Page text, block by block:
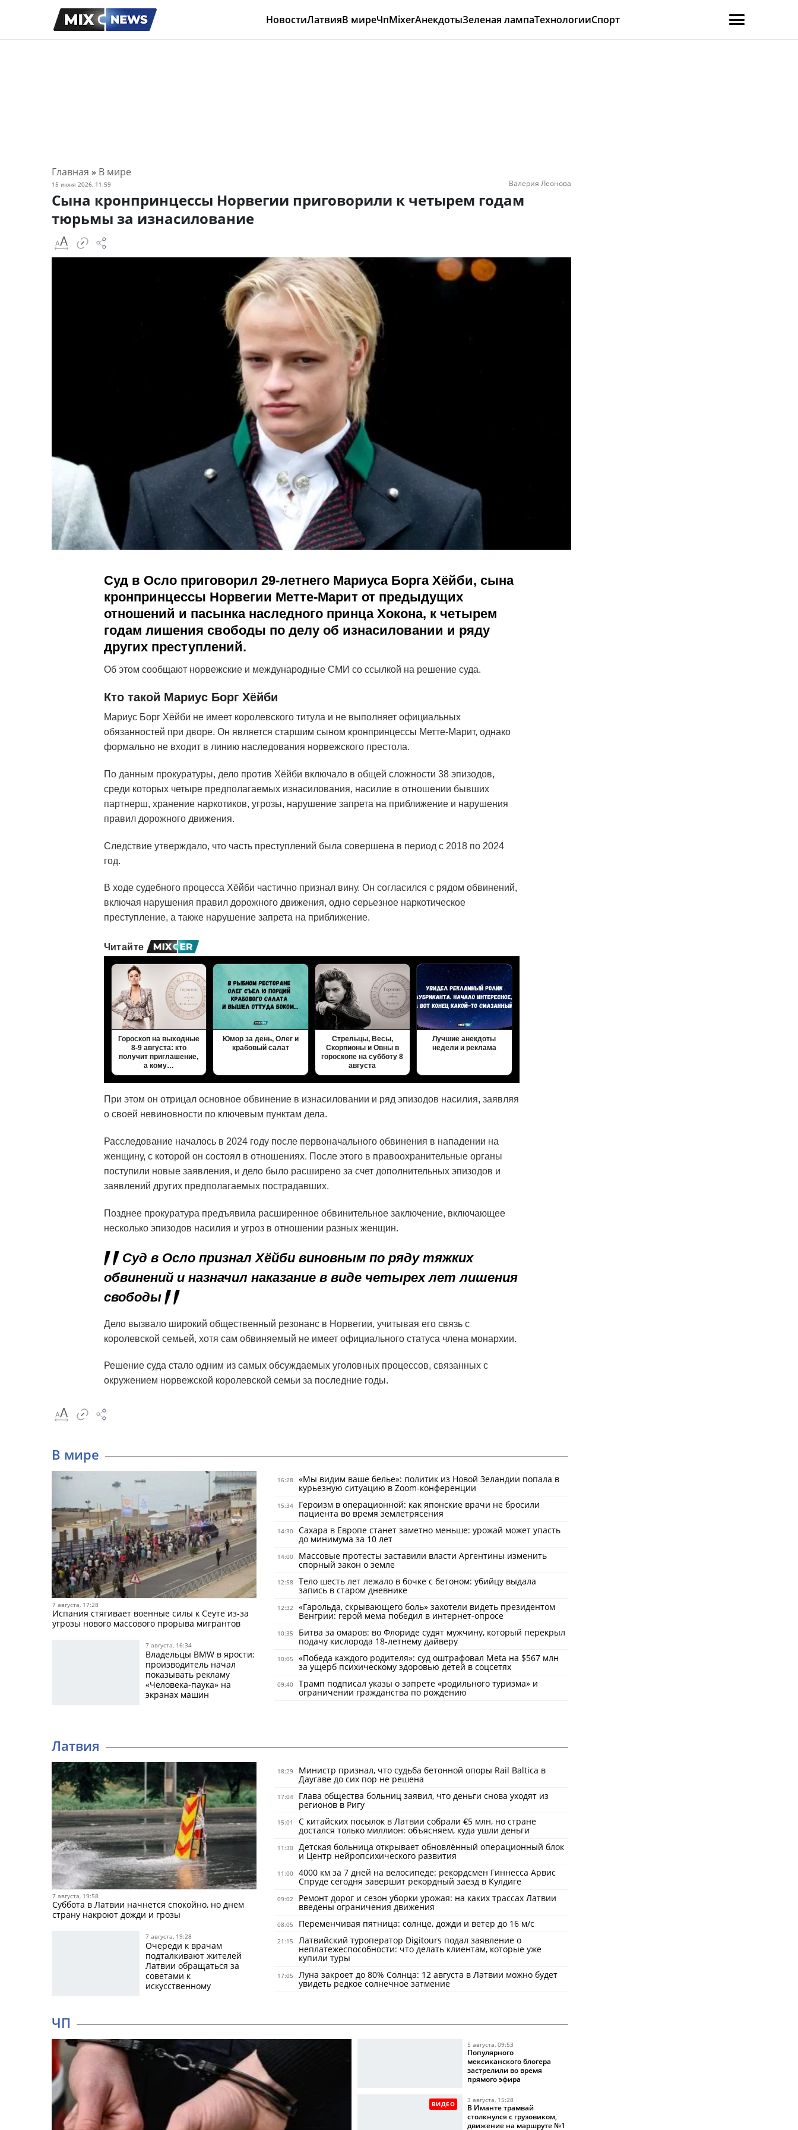
НовостиЛатвияВ миреЧпMixerАнекдотыЗеленая лампаТехнологииСпорт
Главная » В мире
15 июня 2026, 11:59 Валерия Леонова
Сына кронпринцессы Норвегии приговорили к четырем годам
тюрьмы за изнасилование
Суд в Осло приговорил 29-летнего Мариуса Борга Хёйби, сына
кронпринцессы Норвегии Метте-Марит от предыдущих
отношений и пасынка наследного принца Хокона, к четырем
годам лишения свободы по делу об изнасиловании и ряду
других преступлений.
Об этом сообщают норвежские и международные СМИ со ссылкой на решение суда.
Кто такой Мариус Борг Хёйби
Мариус Борг Хёйби не имеет королевского титула и не выполняет официальных
обязанностей при дворе. Он является старшим сыном кронпринцессы Метте-Марит, однако
формально не входит в линию наследования норвежского престола.
По данным прокуратуры, дело против Хёйби включало в общей сложности 38 эпизодов,
среди которых четыре предполагаемых изнасилования, насилие в отношении бывших
партнерш, хранение наркотиков, угрозы, нарушение запрета на приближение и нарушения
правил дорожного движения.
Следствие утверждало, что часть преступлений была совершена в период с 2018 по 2024
год.
В ходе судебного процесса Хёйби частично признал вину. Он согласился с рядом обвинений,
включая нарушения правил дорожного движения, одно серьезное наркотическое
преступление, а также нарушение запрета на приближение.
Читайте
Гороскоп на выходные
8-9 августа: кто
получит приглашение,
а кому…
Юмор за день, Олег и
крабовый салат
Стрельцы, Весы,
Скорпионы и Овны в
гороскопе на субботу 8
августа
Лучшие анекдоты
недели и реклама
При этом он отрицал основное обвинение в изнасиловании и ряд эпизодов насилия, заявляя
о своей невиновности по ключевым пунктам дела.
Расследование началось в 2024 году после первоначального обвинения в нападении на
женщину, с которой он состоял в отношениях. После этого в правоохранительные органы
поступили новые заявления, и дело было расширено за счет дополнительных эпизодов и
заявлений других предполагаемых пострадавших.
Позднее прокуратура предъявила расширенное обвинительное заключение, включающее
несколько эпизодов насилия и угроз в отношении разных женщин.
Суд в Осло признал Хёйби виновным по ряду тяжких
обвинений и назначил наказание в виде четырех лет лишения
свободы
Дело вызвало широкий общественный резонанс в Норвегии, учитывая его связь с
королевской семьей, хотя сам обвиняемый не имеет официального статуса члена монархии.
Решение суда стало одним из самых обсуждаемых уголовных процессов, связанных с
окружением норвежской королевской семьи за последние годы.
В мире
7 августа, 17:28
Испания стягивает военные силы к Сеуте из-за
угрозы нового массового прорыва мигрантов
7 августа, 16:34
Владельцы BMW в ярости:
производитель начал
показывать рекламу
«Человека-паука» на
экранах машин
16:28 «Мы видим ваше белье»: политик из Новой Зеландии попала в
курьезную ситуацию в Zoom-конференции
15:34 Героизм в операционной: как японские врачи не бросили
пациента во время землетрясения
14:30 Сахара в Европе станет заметно меньше: урожай может упасть
до минимума за 10 лет
14:00 Массовые протесты заставили власти Аргентины изменить
спорный закон о земле
12:58 Тело шесть лет лежало в бочке с бетоном: убийцу выдала
запись в старом дневнике
12:32 «Гарольда, скрывающего боль» захотели видеть президентом
Венгрии: герой мема победил в интернет-опросе
10:35 Битва за омаров: во Флориде судят мужчину, который перекрыл
подачу кислорода 18-летнему дайверу
10:05 «Победа каждого родителя»: суд оштрафовал Meta на $567 млн
за ущерб психическому здоровью детей в соцсетях
09:40 Трамп подписал указы о запрете «родильного туризма» и
ограничении гражданства по рождению
Латвия
7 августа, 19:58
Суббота в Латвии начнется спокойно, но днем
страну накроют дожди и грозы
7 августа, 19:28
Очереди к врачам
подталкивают жителей
Латвии обращаться за
советами к
искусственному
18:29 Министр признал, что судьба бетонной опоры Rail Baltica в
Даугаве до сих пор не решена
17:04 Глава общества больниц заявил, что деньги снова уходят из
регионов в Ригу
15:01 С китайских посылок в Латвии собрали €5 млн, но стране
достался только миллион: объясняем, куда ушли деньги
11:30 Детская больница открывает обновлённый операционный блок
и Центр нейропсихического развития
11:00 4000 км за 7 дней на велосипеде: рекордсмен Гиннесса Арвис
Спруде сегодня завершит рекордный заезд в Кулдиге
09:02 Ремонт дорог и сезон уборки урожая: на каких трассах Латвии
введены ограничения движения
08:05 Переменчивая пятница: солнце, дожди и ветер до 16 м/с
21:15 Латвийский туроператор Digitours подал заявление о
неплатежеспособности: что делать клиентам, которые уже
купили туры
17:05 Луна закроет до 80% Солнца: 12 августа в Латвии можно будет
увидеть редкое солнечное затмение
ЧП
5 августа, 09:53
Популярного
мексиканского блогера
застрелили во время
прямого эфира
ВИДЕО 3 августа, 15:28
В Иманте трамвай
столкнулся с грузовиком,
движение на маршруте №1